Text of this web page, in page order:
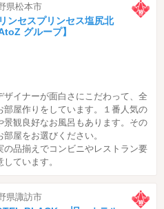
県松本市
ンセスプリンセス塩尻北
AtoZ グループ】
イナーが面白さにこだわって、全
屋作りをしています。１番人気の
観良好なお風呂もあります。その
屋をお選びください。
の品揃えでコンビニやレストラン要
ています。
県諏訪市